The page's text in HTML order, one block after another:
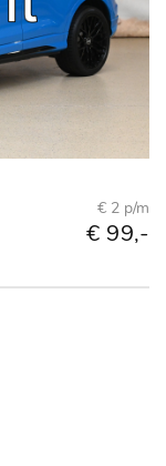
€ 2 p/m
€ 99,-